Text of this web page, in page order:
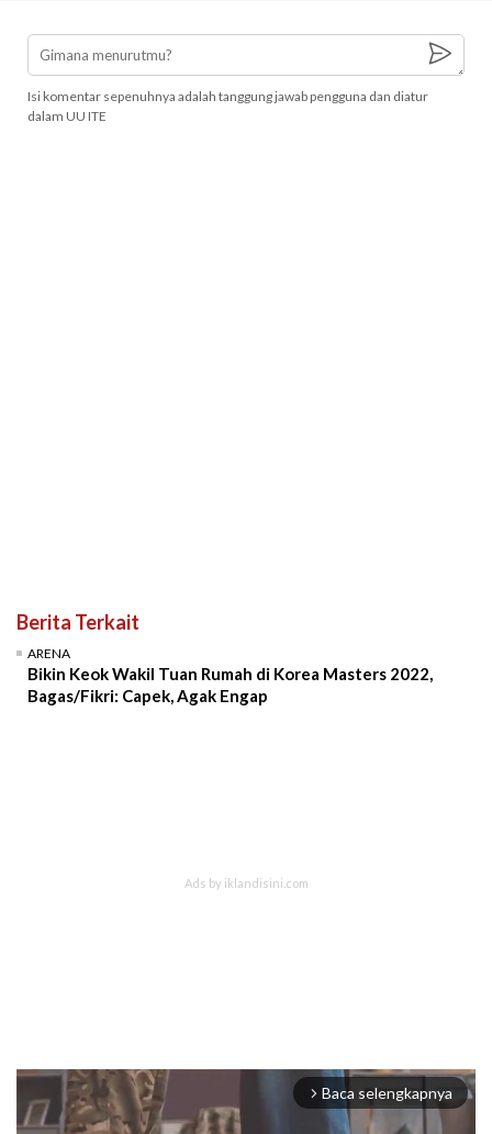
Isi komentar sepenuhnya adalah tanggung jawab pengguna dan diatur
dalam UU ITE
Berita Terkait
ARENA
Bikin Keok Wakil Tuan Rumah di Korea Masters 2022,
Bagas/Fikri: Capek, Agak Engap
arrow_forward_ios Baca selengkapnya